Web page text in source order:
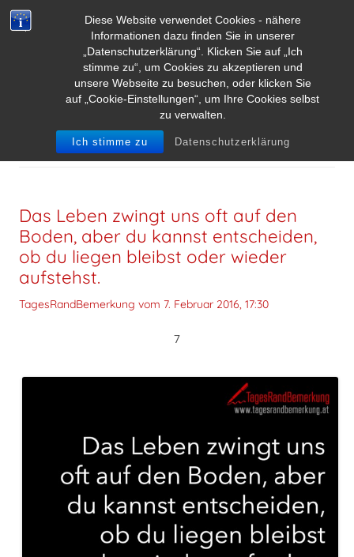
Diese Website verwendet Cookies - nähere
Informationen dazu finden Sie in unserer
„Datenschutzerklärung“. Klicken Sie auf „Ich
stimme zu“, um Cookies zu akzeptieren und
unsere Webseite zu besuchen, oder klicken Sie
auf „Cookie-Einstellungen“, um Ihre Cookies selbst
zu verwalten.
Ich stimme zu Datenschutzerklärung
SCHLAGWORT-ARCHIVE:JACKIE CHAN
Das Leben zwingt uns oft auf den
Boden, aber du kannst entscheiden,
ob du liegen bleibst oder wieder
aufstehst.
TagesRandBemerkung vom 7. Februar 2016, 17:30
7